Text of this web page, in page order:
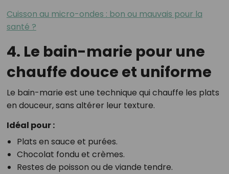
Cuisson au micro-ondes : bon ou mauvais pour la
santé ?
4. Le bain-marie pour une
chauffe douce et uniforme
Le bain-marie est une technique qui chauffe les plats
en douceur, sans altérer leur texture.
Idéal pour :
Plats en sauce et purées.
Chocolat fondu et crèmes.
Restes de poisson ou de viande tendre.